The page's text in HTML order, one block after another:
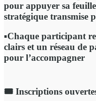
pour appuyer sa
stratégique transmise
▪️Chaque participant
clairs et un réseau de
pour l’accompagner
🎟️ Inscriptions